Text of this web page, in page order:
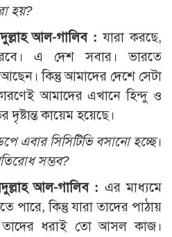
হয়?
আল-গালিব : যারা করছে,
এ দেশ সবার। ভারতে
কিন্তু আমাদের দেশে সেটা
আমাদের এখানে হিন্দু ও
দৃষ্টান্ত কায়েম হয়েছে।
এবার সিসিটিভি বসানো হচ্ছে।
সম্ভব?
আল-গালিব : এর মাধ্যমে
পারে, কিন্তু যারা তাদের পাঠায়
তাদের ধরাই তো আসল কাজ।